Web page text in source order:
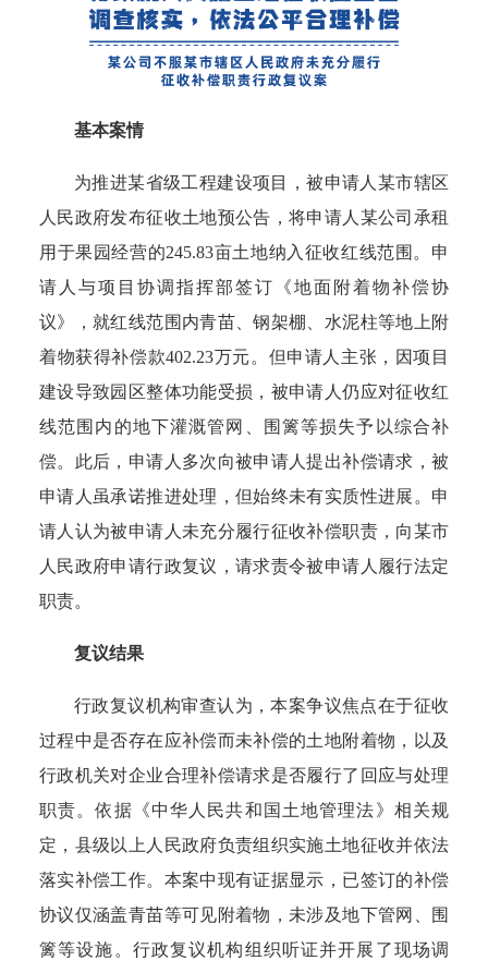
基本案情
为推进某省级工程建设项目，被申请人某市辖区
人民政府发布征收土地预公告，将申请人某公司承租
用于果园经营的245.83亩土地纳入征收红线范围。申
请人与项目协调指挥部签订《地面附着物补偿协
议》，就红线范围内青苗、钢架棚、水泥柱等地上附
着物获得补偿款402.23万元。但申请人主张，因项目
建设导致园区整体功能受损，被申请人仍应对征收红
线范围内的地下灌溉管网、围篱等损失予以综合补
偿。此后，申请人多次向被申请人提出补偿请求，被
申请人虽承诺推进处理，但始终未有实质性进展。申
请人认为被申请人未充分履行征收补偿职责，向某市
人民政府申请行政复议，请求责令被申请人履行法定
职责。
复议结果
行政复议机构审查认为，本案争议焦点在于征收
过程中是否存在应补偿而未补偿的土地附着物，以及
行政机关对企业合理补偿请求是否履行了回应与处理
职责。依据《中华人民共和国土地管理法》相关规
定，县级以上人民政府负责组织实施土地征收并依法
落实补偿工作。本案中现有证据显示，已签订的补偿
协议仅涵盖青苗等可见附着物，未涉及地下管网、围
篱等设施。行政复议机构组织听证并开展了现场调